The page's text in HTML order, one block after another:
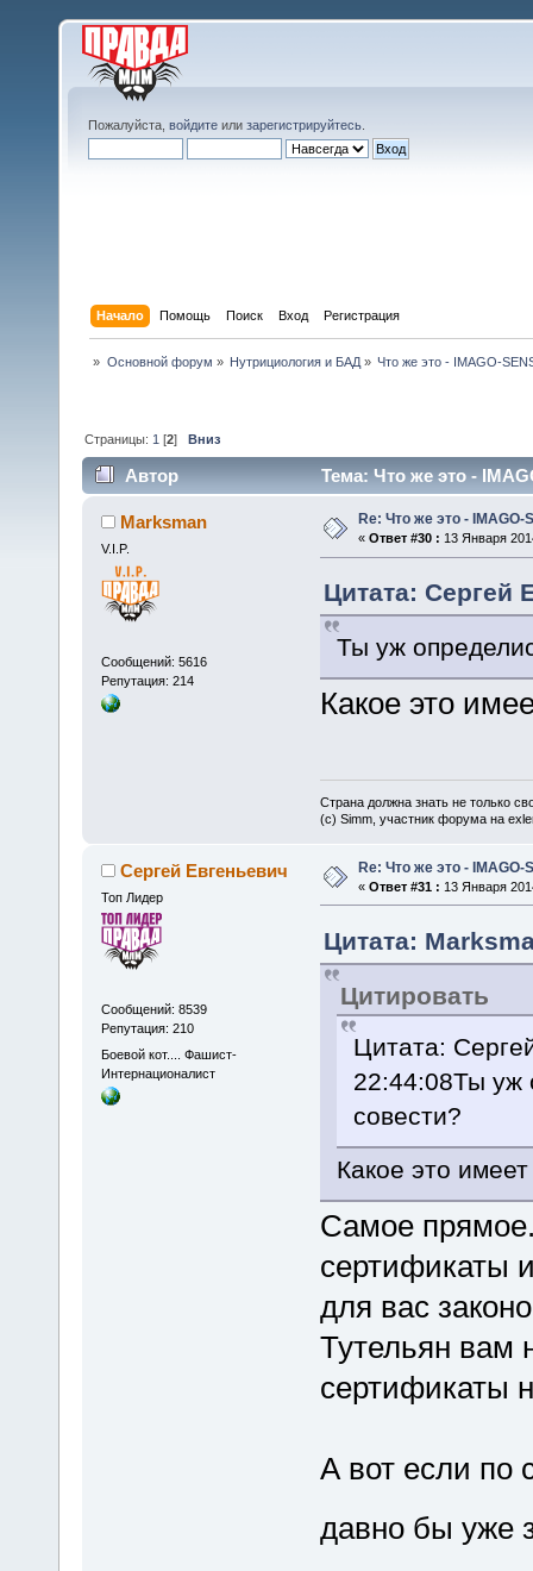
Пожалуйста, войдите или зарегистрируйтесь
Начало Помощь Поиск Вход Регистрация
» Основной форум » Нутрициология и БАД » Что же это - IMAGO-
Страницы: 1 [2]Вниз
Автор Тема: Что же это -
Marksman
V.I.P.
Сообщений: 5616
Репутация: 214
Re: Что же это - IMAGO-
« Ответ #30 : 13 Января
Цитата: Сергей
Ты уж
Какое это
Страна должна знать не только
(c) Simm, участник форума на
Сергей Евгеньевич
Топ Лидер
Сообщений: 8539
Репутация: 210
Боевой кот.... Фашист-
Интернационалист
Re: Что же это - IMAGO-
« Ответ #31 : 13 Января
Цитата:
Цитировать
Цитата:
22:44:08Ты уж
совести?
Какое это
Самое прямое.
сертификаты
для вас
Тутельян вам
сертификаты
А вот если по
давно бы уже